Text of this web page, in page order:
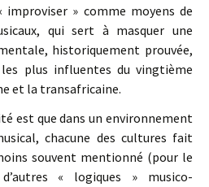
» comme moyens de
qui sert à masquer une
historiquement prouvée,
plus influentes du vingtième
et la transafricaine.
est que dans un environnement
chacune des cultures fait
souvent mentionné (pour le
« logiques » musico-